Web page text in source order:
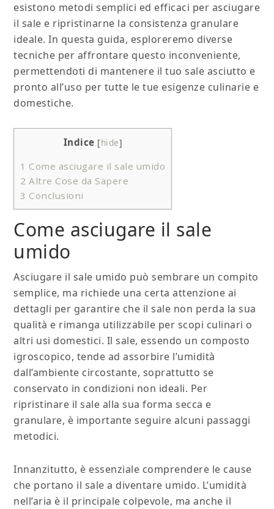
esistono metodi semplici ed efficaci per asciugare
il sale e ripristinarne la consistenza granulare
ideale. In questa guida, esploreremo diverse
tecniche per affrontare questo inconveniente,
permettendoti di mantenere il tuo sale asciutto e
pronto all’uso per tutte le tue esigenze culinarie e
domestiche.
Indice [hide]
1 Come asciugare il sale umido
2 Altre Cose da Sapere
3 Conclusioni
Come asciugare il sale
umido
Asciugare il sale umido può sembrare un compito
semplice, ma richiede una certa attenzione ai
dettagli per garantire che il sale non perda la sua
qualità e rimanga utilizzabile per scopi culinari o
altri usi domestici. Il sale, essendo un composto
igroscopico, tende ad assorbire l’umidità
dall’ambiente circostante, soprattutto se
conservato in condizioni non ideali. Per
ripristinare il sale alla sua forma secca e
granulare, è importante seguire alcuni passaggi
metodici.
Innanzitutto, è essenziale comprendere le cause
che portano il sale a diventare umido. L’umidità
nell’aria è il principale colpevole, ma anche il